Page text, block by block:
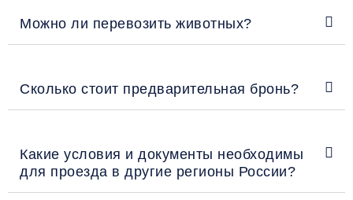
Можно ли перевозить животных?
Сколько стоит предварительная бронь?
Какие условия и документы необходимы
для проезда в другие регионы России?